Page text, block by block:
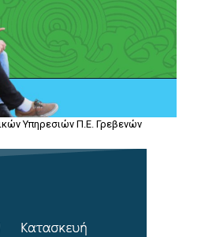
Υπηρεσιών Π.Ε. Γρεβενών